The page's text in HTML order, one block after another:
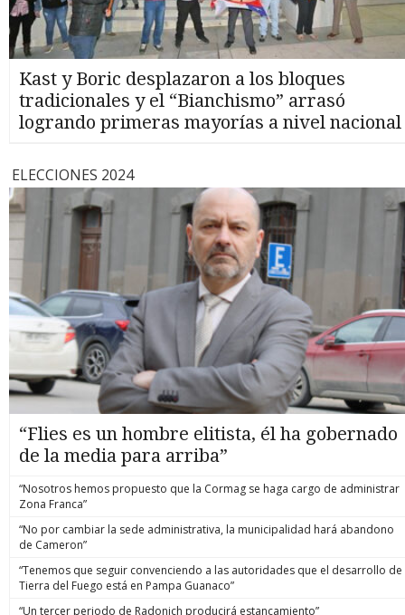
Kast y Boric desplazaron a los bloques
tradicionales y el “Bianchismo” arrasó
logrando primeras mayorías a nivel nacional
ELECCIONES 2024
“Flies es un hombre elitista, él ha gobernado
de la media para arriba”
“Nosotros hemos propuesto que la Cormag se haga cargo de administrar
Zona Franca”
“No por cambiar la sede administrativa, la municipalidad hará abandono
de Cameron”
“Tenemos que seguir convenciendo a las autoridades que el desarrollo de
Tierra del Fuego está en Pampa Guanaco”
“Un tercer periodo de Radonich producirá estancamiento”